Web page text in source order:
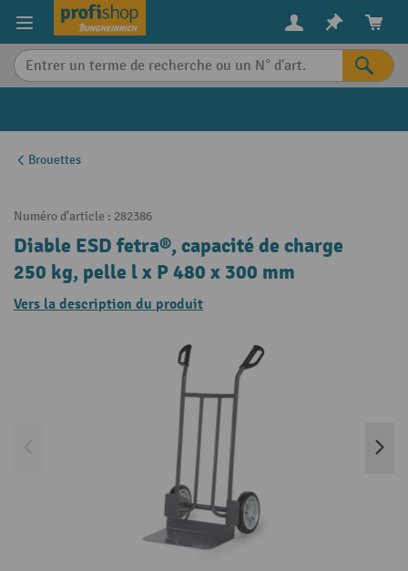
content
Brouettes
Numéro d'article : 282386
Diable ESD fetra®, capacité de charge
250 kg, pelle l x P 480 x 300 mm
Vers la description du produit